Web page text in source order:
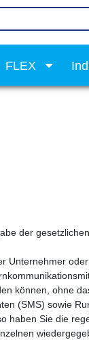
FLEX
der
Unternehmer
können, ohne
(SMS) sowie
haben Sie die